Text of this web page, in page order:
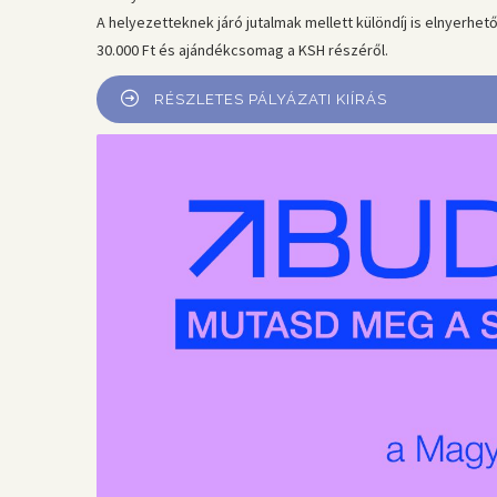
A helyezetteknek járó jutalmak mellett különdíj is
30.000 Ft és ajándékcsomag a KSH részéről.
RÉSZLETES PÁLYÁZATI KIÍRÁS